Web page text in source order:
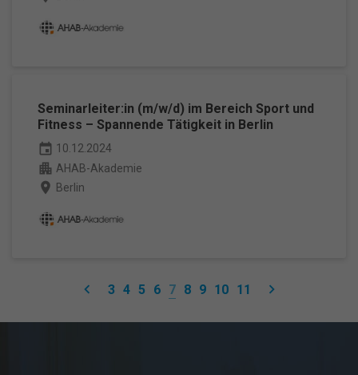
Seminarleiter:in (m/w/d) im Bereich Sport und
Fitness – Spannende Tätigkeit in Berlin
event 10.12.2024
apartment AHAB-Akademie
place Berlin
keyboard_arrow_left 3 4 5 6 7 8 9 10 11 keyboard_arrow_right
powered by Borlabs Cookie